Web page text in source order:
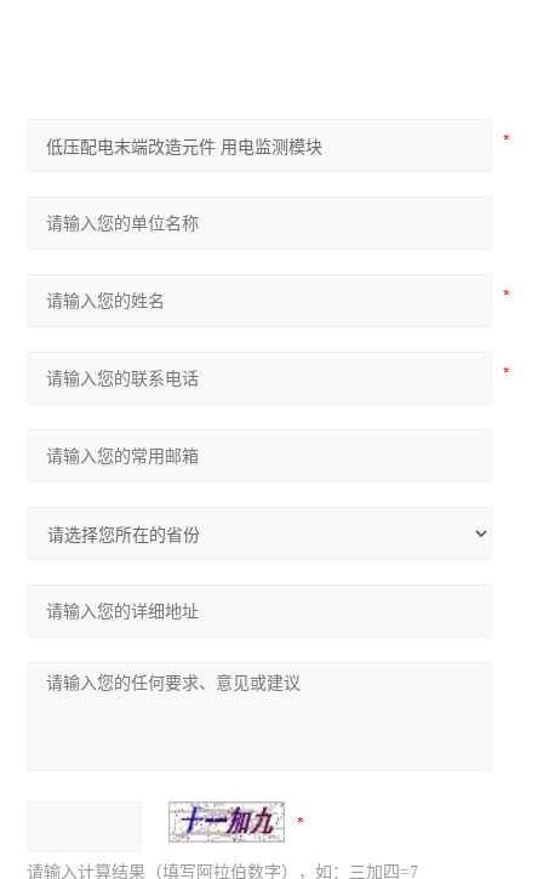
请输入计算结果（填写阿拉伯数字），如：三加四=7